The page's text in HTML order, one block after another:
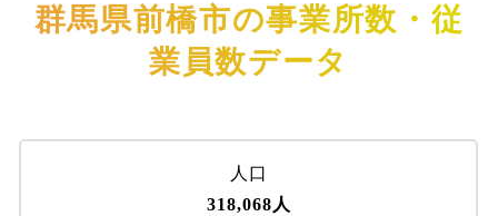
群馬県前橋市の事業所数・従
業員数データ
人口
318,068人